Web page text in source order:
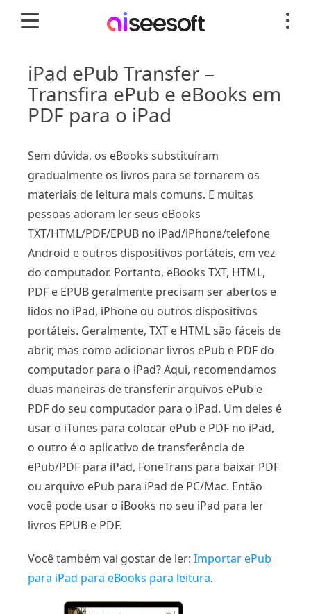
iPad ePub Transfer –
Transfira ePub e eBooks em
PDF para o iPad
Sem dúvida, os eBooks substituíram
gradualmente os livros para se tornarem os
materiais de leitura mais comuns. E muitas
pessoas adoram ler seus eBooks
TXT/HTML/PDF/EPUB no iPad/iPhone/telefone
Android e outros dispositivos portáteis, em vez
do computador. Portanto, eBooks TXT, HTML,
PDF e EPUB geralmente precisam ser abertos e
lidos no iPad, iPhone ou outros dispositivos
portáteis. Geralmente, TXT e HTML são fáceis de
abrir, mas como adicionar livros ePub e PDF do
computador para o iPad? Aqui, recomendamos
duas maneiras de transferir arquivos ePub e
PDF do seu computador para o iPad. Um deles é
usar o iTunes para colocar ePub e PDF no iPad,
o outro é o aplicativo de transferência de
ePub/PDF para iPad, FoneTrans para baixar PDF
ou arquivo ePub para iPad de PC/Mac. Então
você pode usar o iBooks no seu iPad para ler
livros EPUB e PDF.
Você também vai gostar de ler: Importar ePub
para iPad para eBooks para leitura.